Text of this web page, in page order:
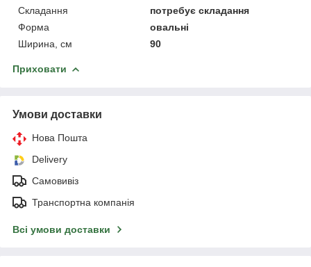
Складання
потребує складання
Форма
овальні
Ширина, см
90
Приховати
Умови доставки
Нова Пошта
Delivery
Самовивіз
Транспортна компанія
Всі умови доставки